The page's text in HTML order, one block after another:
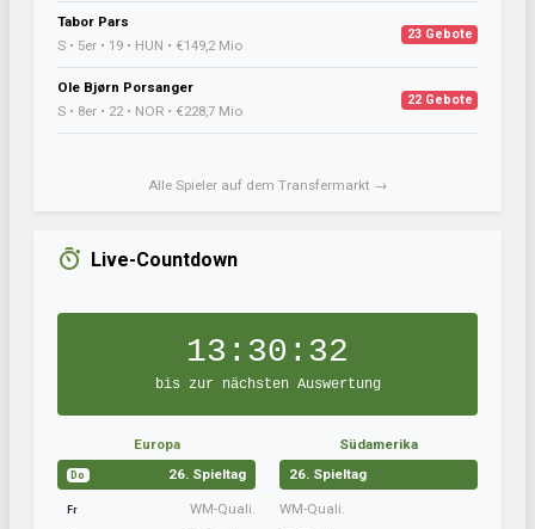
Tabor Pars
S • 5er • 19 • HUN • €149,2 Mio
23 Gebote
Ole Bjørn Porsanger
S • 8er • 22 • NOR • €228,7 Mio
22 Gebote
Alle Spieler auf dem Transfermarkt →
Live-Countdown
13:30:31
bis zur nächsten Auswertung
Europa
Do 26. Spieltag
Fr WM-Quali.
Südamerika
26. Spieltag
WM-Quali.